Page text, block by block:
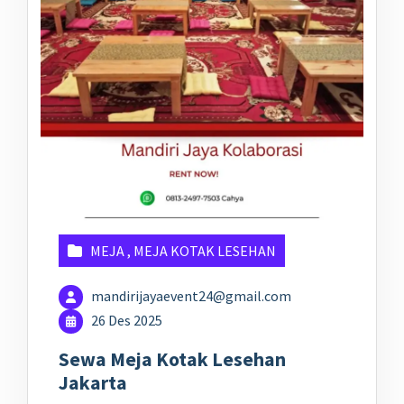
MEJA, MEJA KOTAK LESEHAN
mandirijayaevent24@gmail.com
26 Des 2025
Sewa Meja Kotak Lesehan
Jakarta